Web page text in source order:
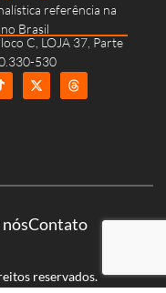
referência na
Brasil
C, LOJA 37, Parte
530
Contato
reservados.